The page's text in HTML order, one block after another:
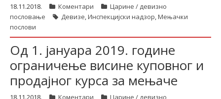
18.11.2018. Коментари
Царине / девизно
пословање
Девизе,Инспекцијски надзор,Мењачки
послови
Од 1. јануара 2019. године
ограничење висине куповног и
продајног курса за мењаче
18.11.2018. Коментари Царине / девизно